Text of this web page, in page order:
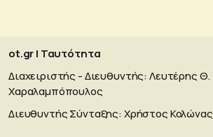
ot.gr | Ταυτότητα
Διαχειριστής - Διευθυντής: Λευτέρης Θ.
Χαραλαμπόπουλος
Διευθυντής Σύνταξης: Χρήστος Κολώνας